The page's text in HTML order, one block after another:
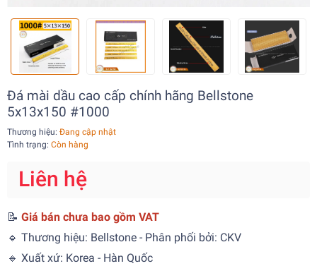
Đá mài dầu cao cấp chính hãng Bellstone
5x13x150 #1000
Thương hiệu: Đang cập nhật
Tình trạng: Còn hàng
Liên hệ
📝 Giá bán chưa bao gồm VAT
🔹 Thương hiệu: Bellstone - Phân phối bởi: CKV
🔹 Xuất xứ: Korea - Hàn Quốc